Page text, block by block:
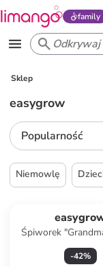
family
Sklep
easygrow
Popularność
Niemowlę
Śpiworek
kolorze
110 cm
-42%